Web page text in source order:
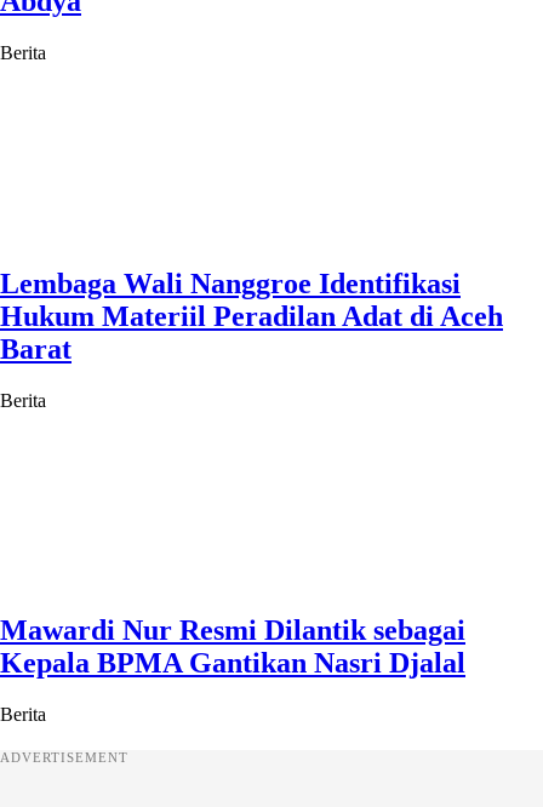
Berita
Lembaga Wali Nanggroe Identifikasi
Hukum Materiil Peradilan Adat di Aceh
Barat
Berita
Mawardi Nur Resmi Dilantik sebagai
Kepala BPMA Gantikan Nasri Djalal
Berita
ADVERTISEMENT